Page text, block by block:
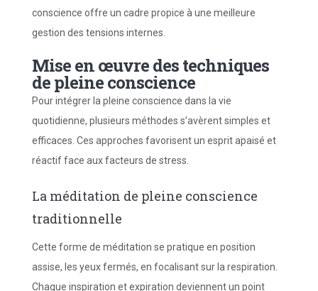
conscience offre un cadre propice à une meilleure
gestion des tensions internes.
Mise en œuvre des techniques
de pleine conscience
Pour intégrer la pleine conscience dans la vie
quotidienne, plusieurs méthodes s’avèrent simples et
efficaces. Ces approches favorisent un esprit apaisé et
réactif face aux facteurs de stress.
La méditation de pleine conscience
traditionnelle
Cette forme de méditation se pratique en position
assise, les yeux fermés, en focalisant sur la respiration.
Chaque inspiration et expiration deviennent un point